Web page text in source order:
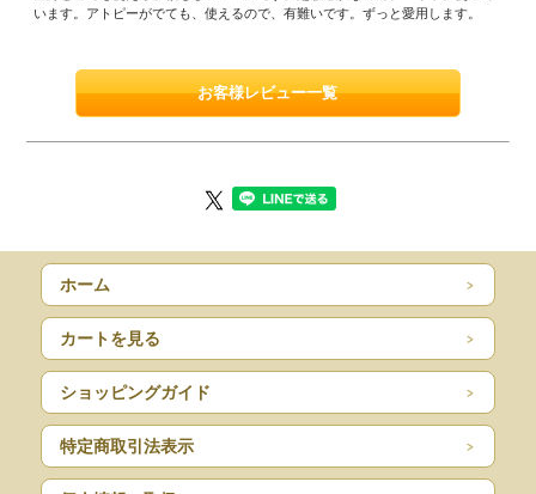
います。アトピーがでても、使えるので、有難いです。ずっと愛用します。
お客様レビュー一覧
ホーム
カートを見る
ショッピングガイド
特定商取引法表示